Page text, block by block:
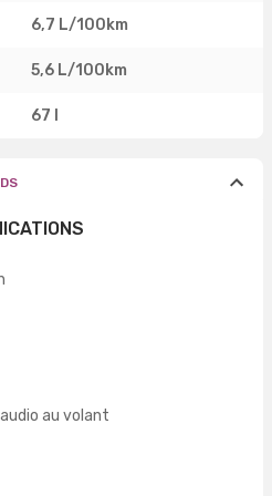
6,7 L/100km
5,6 L/100km
67 l
au volant